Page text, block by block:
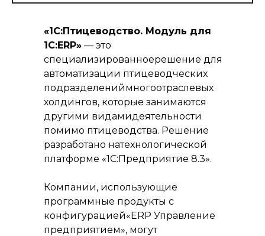
«1С:Птицеводство. Модуль для
1С:ERP» — это
специализированноерешение для
автоматизации птицеводческих
подразделениймногоотраслевых
холдингов, которые занимаются
другими видамидеятельности
помимо птицеводства. Решение
разработано натехнологической
платформе «1С:Предприятие 8.3».
Компании, использующие
программные продукты с
конфигурацией«ERP Управление
предприятием», могут